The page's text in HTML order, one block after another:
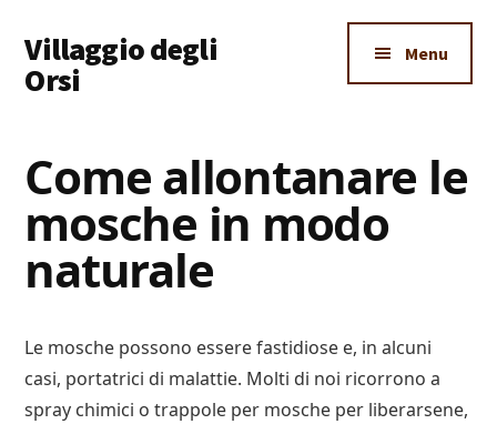
main
content
primary
sidebar
footer
menu
Villaggio degli
Orsi
Dove
Tutto
Menu
Come allontanare le
mosche in modo
naturale
Le mosche possono essere fastidiose e, in alcuni
casi, portatrici di malattie. Molti di noi ricorrono a
spray chimici o trappole per mosche per liberarsene,